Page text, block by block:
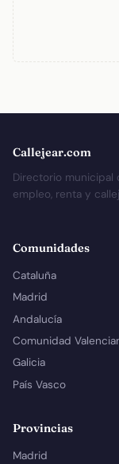
Callejear.com
Directorio municipal
empleo, renta y
Comunidades
Cataluña
Madrid
Andalucía
Comunidad
Galicia
País Vasco
Provincias
Madrid